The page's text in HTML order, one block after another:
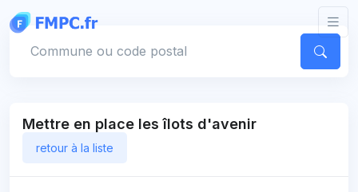
Mettre en place les îlots d'avenir
retour à la liste
Panneau de gestion des cookies